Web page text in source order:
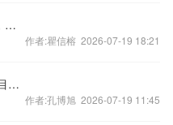
百威中国：从四川田间到戛纳舞台，一颗青柠背后的商业与可持续共生实践｜2026年度CSR观察案例⑦
作者:瞿信榕 2026-07-19 18:21
水木社区公告： 尊敬的水木网友，目前水木社区PC端已经恢复正常访问。
作者:孔博旭 2026-07-19 11:45